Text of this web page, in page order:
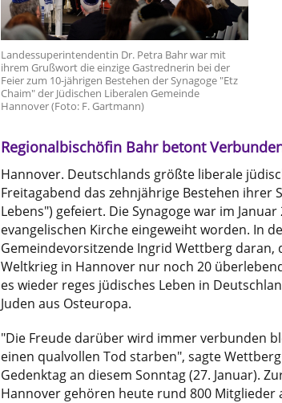
Landessuperintendentin Dr. Petra Bahr war mit
ihrem Grußwort die einzige Gastrednerin bei der
Feier zum 10-jährigen Bestehen der Synagoge "Etz
Chaim" der Jüdischen Liberalen Gemeinde
Hannover (Foto: F. Gartmann)
Regionalbischöfin Bahr betont
Hannover. Deutschlands größte liberale
Freitagabend das zehnjährige Bestehen ihrer
Lebens") gefeiert. Die Synagoge war im
evangelischen Kirche eingeweiht worden. In
Gemeindevorsitzende Ingrid Wettberg daran,
Weltkrieg in Hannover nur noch 20
es wieder reges jüdisches Leben in
Juden aus Osteuropa.
"Die Freude darüber wird immer verbunden
einen qualvollen Tod starben", sagte
Gedenktag an diesem Sonntag (27. Januar).
Hannover gehören heute rund 800 Mitglieder